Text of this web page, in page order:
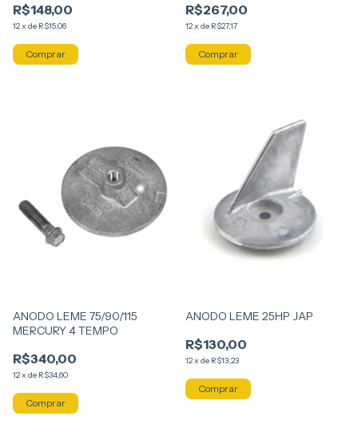
R$148,00
12x de R$15,06
R$267,00
12x de R$27,17
ANODO LEME 75/90/115
MERCURY 4 TEMPO
R$340,00
12x de R$34,60
ANODO LEME 25HP JAP
R$130,00
12x de R$13,23